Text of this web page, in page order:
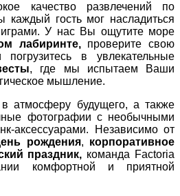
качество развлечений по
каждый гость мог насладиться
У нас Вы ощутите море
лабиринте,проверите свою
в увлекательные
, где мы испытаем Ваши
мышление.
атмосферу будущего, а также
фотографии с необычными
аксессуарами. Независимо от
рождения, корпоративное
праздник, команда Factoria
комфортной и приятной